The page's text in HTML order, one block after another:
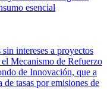
esencial
intereses a proyectos
Mecanismo de Refuerzo
de Innovación, que a
de tasas por emisiones de